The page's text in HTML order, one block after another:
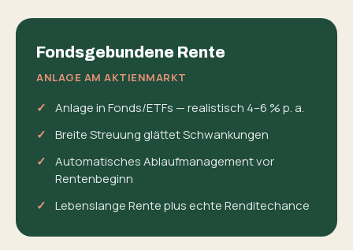
Fondsgebundene Rente
ANLAGE AM AKTIENMARKT
Anlage in Fonds/ETFs — realistisch 4–6 % p. a.
Breite Streuung glättet Schwankungen
Automatisches Ablaufmanagement vor
Rentenbeginn
Lebenslange Rente plus echte Renditechance